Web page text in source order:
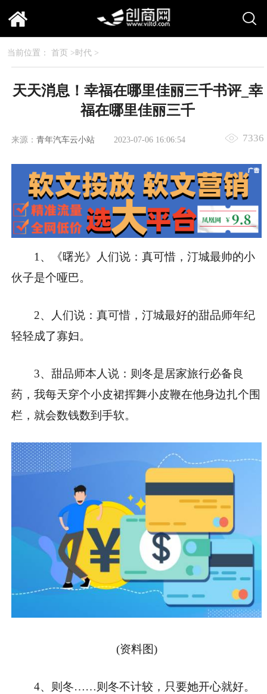
当前位置： 首页 >时代 >
天天消息！幸福在哪里佳丽三千书评_幸
福在哪里佳丽三千
来源： 青年汽车云小站 2023-07-06 16:06:54 7336
1、《曙光》人们说：真可惜，汀城最帅的小
伙子是个哑巴。
2、人们说：真可惜，汀城最好的甜品师年纪
轻轻成了寡妇。
3、甜品师本人说：则冬是居家旅行必备良
药，我每天穿个小皮裙挥舞小皮鞭在他身边扎个围
栏，就会数钱数到手软。
(资料图)
4、则冬……则冬不计较，只要她开心就好。